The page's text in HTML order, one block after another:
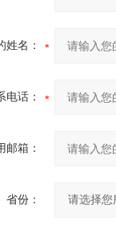
姓名：
电话：
邮箱：
省份：